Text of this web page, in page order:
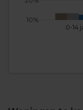
0-14
10%